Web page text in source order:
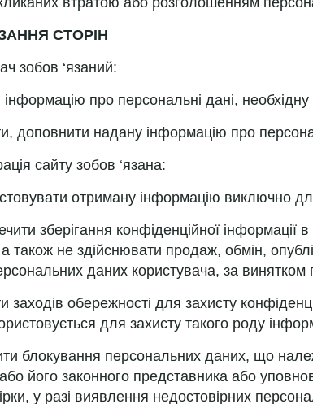
СТОРІН
зобов ‘язаний:
про персональні дані,
доповнити надану інформацію про
сайту зобов ‘язана:
отриману інформацію виключно
зберігання конфіденційної
а також не здійснювати продаж, обмін,
даних користувача, за винятком
заходів обережності для захисту
для захисту такого роду
блокування персональних даних, що
його законного представника або
у разі виявлення недостовірних